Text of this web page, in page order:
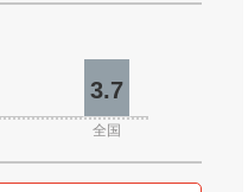
3.7
全国